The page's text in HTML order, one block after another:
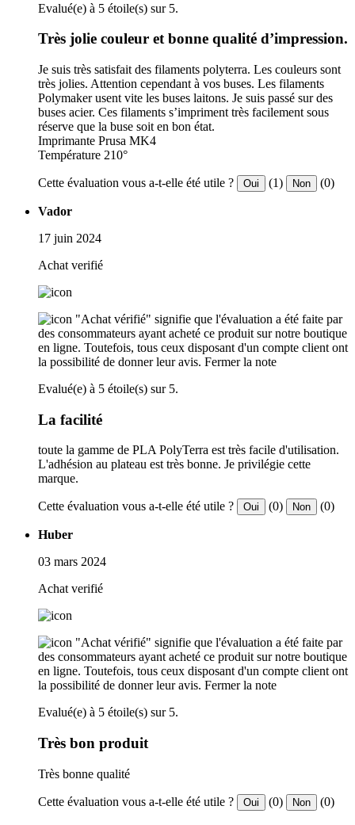
Evalué(e) à 5 étoile(s) sur 5.
Très jolie couleur et bonne qualité d’impression.
Je suis très satisfait des filaments polyterra. Les couleurs sont
très jolies. Attention cependant à vos buses. Les filaments
Polymaker usent vite les buses laitons. Je suis passé sur des
buses acier. Ces filaments s’impriment très facilement sous
réserve que la buse soit en bon état.
Imprimante Prusa MK4
Température 210°
Cette évaluation vous a-t-elle été utile ? Oui (1) Non (0)
Vador
17 juin 2024
Achat verifié
"Achat vérifié" signifie que l'évaluation a été faite par
des consommateurs ayant acheté ce produit sur notre boutique
en ligne. Toutefois, tous ceux disposant d'un compte client ont
la possibilité de donner leur avis. Fermer la note
Evalué(e) à 5 étoile(s) sur 5.
La facilité
toute la gamme de PLA PolyTerra est très facile d'utilisation.
L'adhésion au plateau est très bonne. Je privilégie cette
marque.
Cette évaluation vous a-t-elle été utile ? Oui (0) Non (0)
Huber
03 mars 2024
Achat verifié
"Achat vérifié" signifie que l'évaluation a été faite par
des consommateurs ayant acheté ce produit sur notre boutique
en ligne. Toutefois, tous ceux disposant d'un compte client ont
la possibilité de donner leur avis. Fermer la note
Evalué(e) à 5 étoile(s) sur 5.
Très bon produit
Très bonne qualité
Cette évaluation vous a-t-elle été utile ? Oui (0) Non (0)